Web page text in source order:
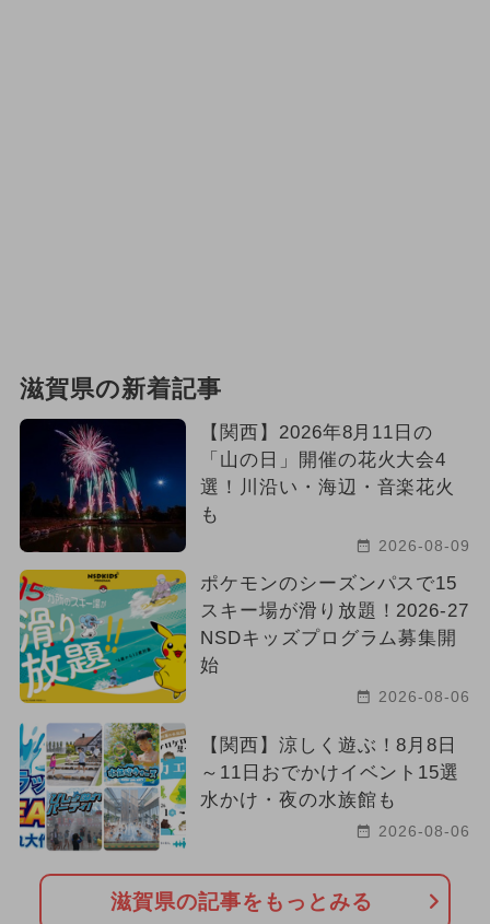
滋賀県の新着記事
【関西】2026年8月11日の
「山の日」開催の花火大会4
選！川沿い・海辺・音楽花火
も
2026-08-09
ポケモンのシーズンパスで15
スキー場が滑り放題！2026-27
NSDキッズプログラム募集開
始
2026-08-06
【関西】涼しく遊ぶ！8月8日
～11日おでかけイベント15選
水かけ・夜の水族館も
2026-08-06
滋賀県の記事をもっとみる